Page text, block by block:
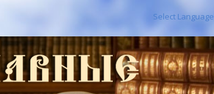
Select Language